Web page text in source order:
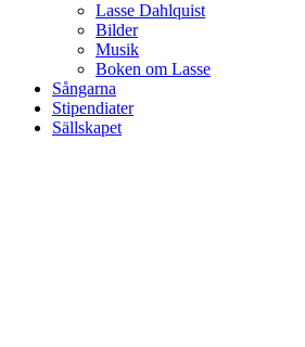
Lasse Dahlquist
Bilder
Musik
Boken om Lasse
Sångarna
Stipendiater
Sällskapet